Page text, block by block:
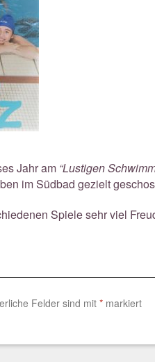
Jahr am “Lustigen
im Südbad gezielt
Spiele sehr viel
Felder sind mit* markiert